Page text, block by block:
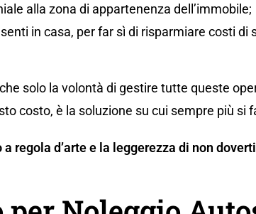
alla zona di appartenenza dell’immobile;
in casa, per far sì di risparmiare costi
solo la volontà di gestire tutte queste
costo, è la soluzione su cui sempre più si
regola d’arte e la leggerezza di non